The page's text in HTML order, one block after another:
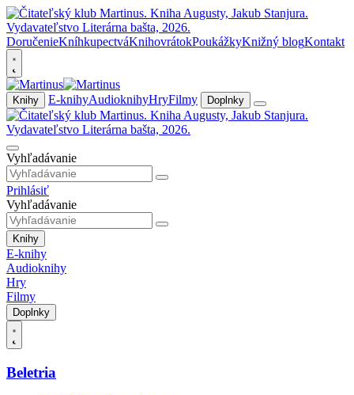
DoručenieKníhkupectváKnihovrátokPoukážkyKnižný blogKontakt
Knihy E-knihyAudioknihyHryFilmy Doplnky
Vyhľadávanie
Prihlásiť
Vyhľadávanie
Knihy
E-knihy
Audioknihy
Hry
Filmy
Doplnky
Beletria